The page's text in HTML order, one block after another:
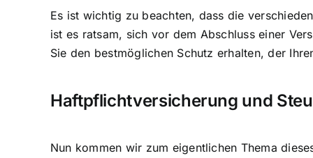
Es ist wichtig zu beachten, dass die
ist es ratsam, sich vor dem Abschluss einer
Sie den bestmöglichen Schutz erhalten, der
Haftpflichtversicherung und
Nun kommen wir zum eigentlichen Thema